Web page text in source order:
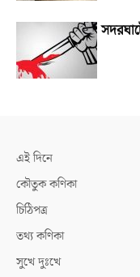
এই দিনে
কৌতুক কণিকা
চিঠিপত্র
তথ্য কণিকা
সুখে দুঃখে